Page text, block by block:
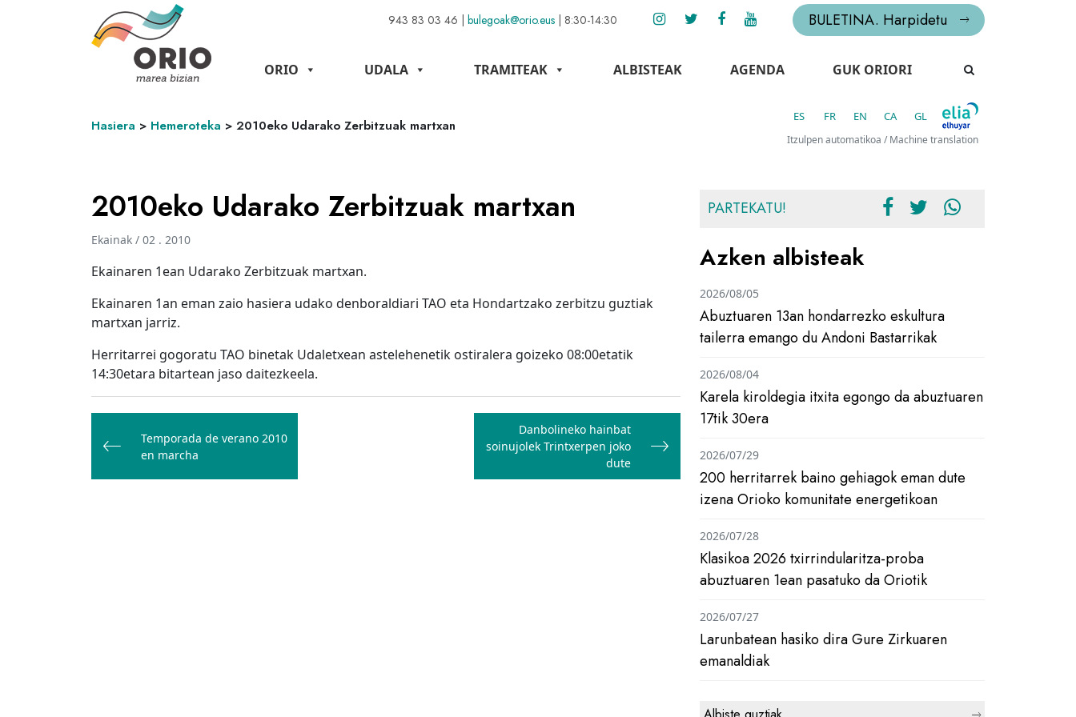
943 83 03 46 | bulegoak@orio.eus | 8:30-14:30 BULETINA. Harpidetu
ORIO UDALA TRAMITEAK ALBISTEAK AGENDA GUK ORIORI
Hasiera > Hemeroteka > 2010eko Udarako Zerbitzuak martxan
ES FR EN CA GL
Itzulpen automatikoa / Machine translation
2010eko Udarako Zerbitzuak martxan
Ekainak / 02 . 2010
Ekainaren 1ean Udarako Zerbitzuak martxan.
Ekainaren 1an eman zaio hasiera udako denboraldiari TAO eta Hondartzako zerbitzu guztiak
martxan jarriz.
Herritarrei gogoratu TAO binetak Udaletxean astelehenetik ostiralera goizeko 08:00etatik
14:30etara bitartean jaso daitezkeela.
Bidalketetan
zehar
nabigatu
Temporada de verano 2010
en marcha
Danbolineko hainbat
soinujolek Trintxerpen joko
dute
PARTEKATU!
Azken albisteak
Abuztuaren 13an hondarrezko eskultura
tailerra emango du Andoni Bastarrikak
2026/08/05
Karela kiroldegia itxita egongo da abuztuaren
17tik 30era
2026/08/04
200 herritarrek baino gehiagok eman dute
izena Orioko komunitate energetikoan
2026/07/29
Klasikoa 2026 txirrindularitza-proba
abuztuaren 1ean pasatuko da Oriotik
2026/07/28
Larunbatean hasiko dira Gure Zirkuaren
emanaldiak
2026/07/27